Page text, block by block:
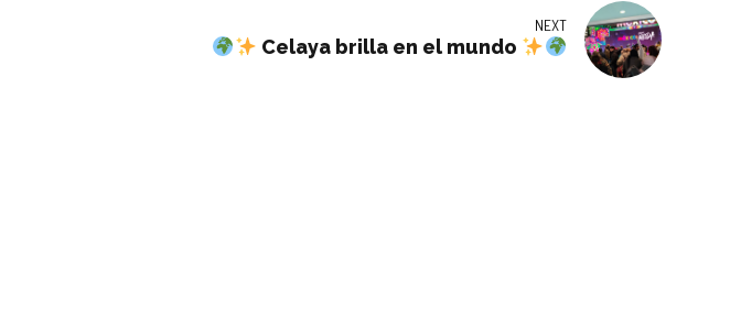
NEXT
Celaya brilla en el mundo